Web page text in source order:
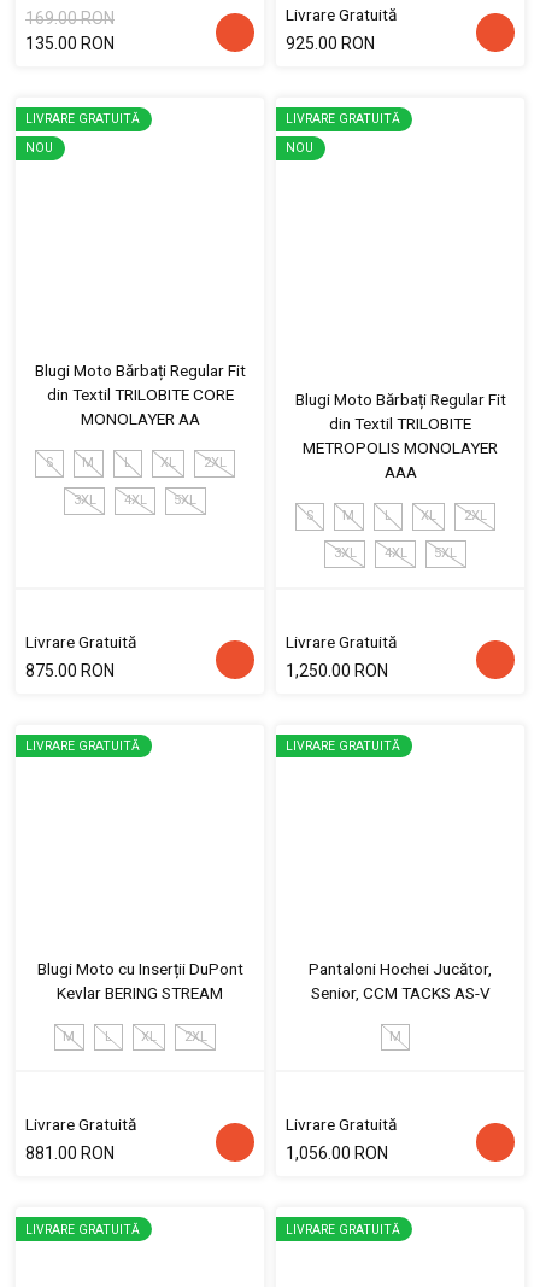
169.00 RON
135.00 RON
Livrare Gratuită
925.00 RON
LIVRARE GRATUITĂ
NOU
Blugi Moto Bărbați Regular Fit
din Textil TRILOBITE CORE
MONOLAYER AA
S M L XL 2XL
3XL 4XL 5XL
Livrare Gratuită
875.00 RON
LIVRARE GRATUITĂ
NOU
Blugi Moto Bărbați Regular Fit
din Textil TRILOBITE
METROPOLIS MONOLAYER
AAA
S M L XL 2XL
3XL 4XL 5XL
Livrare Gratuită
1,250.00 RON
LIVRARE GRATUITĂ
Blugi Moto cu Inserții DuPont
Kevlar BERING STREAM
M L XL 2XL
Livrare Gratuită
881.00 RON
LIVRARE GRATUITĂ
Pantaloni Hochei Jucător,
Senior, CCM TACKS AS-V
M
Livrare Gratuită
1,056.00 RON
LIVRARE GRATUITĂ LIVRARE GRATUITĂ